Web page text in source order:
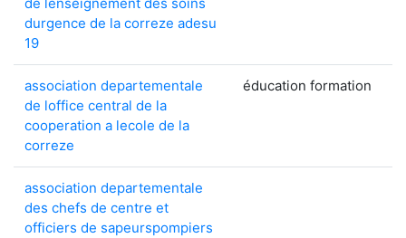
durgence de la correze adesu
19
association departementale
de loffice central de la
cooperation a lecole de la
correze
éducation formation
association departementale
des chefs de centre et
officiers de sapeurspompiers